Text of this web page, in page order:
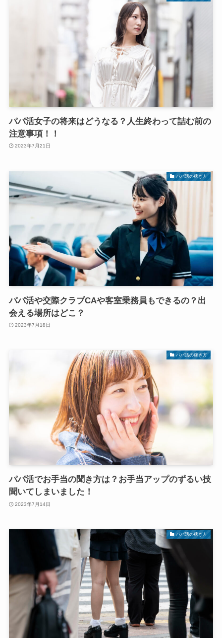
パパ活女子の将来はどうなる？人生終わって詰む前の
注意事項！！
2023年7月21日
パパ活の稼ぎ方
パパ活や交際クラブCAや客室乗務員もできるの？出
会える場所はどこ？
2023年7月18日
パパ活の稼ぎ方
パパ活でお手当の聞き方は？お手当アップのずるい技
聞いてしまいました！
2023年7月14日
パパ活の稼ぎ方